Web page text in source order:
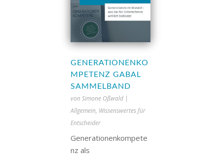
GENERATIONENKO
MPETENZ GABAL
SAMMELBAND
von Simone Oßwald|
Allgemein, Wissenswertes für
Entscheider
Generationenkompete
nz als